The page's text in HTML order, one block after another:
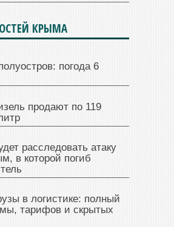
КРЫМА
погода 6
продают по 119
расследовать атаку
в которой погиб
в логистике: полный
тарифов и скрытых